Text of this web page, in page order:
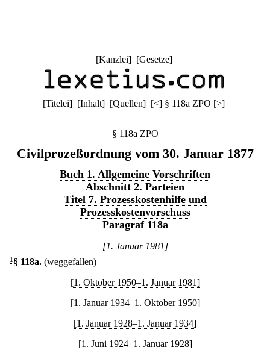
[Kanzlei] [Gesetze]
[Titelei] [Inhalt] [Quellen] [<] § 118a ZPO [>]
§ 118a ZPO
Civilprozeßordnung vom 30. Januar 1877
Buch 1. Allgemeine Vorschriften
Abschnitt 2. Parteien
Titel 7. Prozesskostenhilfe und
Prozesskostenvorschuss
Paragraf 118a
[1. Januar 1981]
1 § 118a. (weggefallen)
[1. Oktober 1950–1. Januar 1981]
[1. Januar 1934–1. Oktober 1950]
[1. Januar 1928–1. Januar 1934]
[1. Juni 1924–1. Januar 1928]